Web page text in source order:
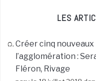
LES
Créer cinq
l’agglomération :
Fléron, Rivage